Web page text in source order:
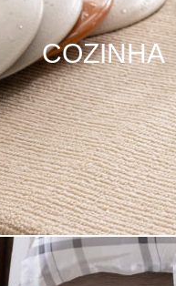
COZINHA